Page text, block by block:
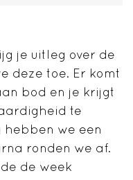
je uitleg over de
deze toe. Er komt
bod en je krijgt
te
hebben we een
ronden we af.
de week